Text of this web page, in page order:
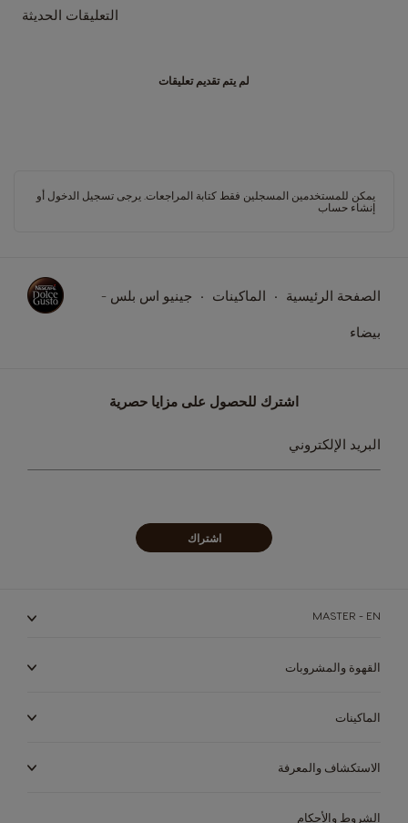
التعليقات الحديثة
لم يتم تقديم تعليقات
يمكن للمستخدمين المسجلين فقط كتابة المراجعات. يرجى تسجيل الدخول أو
إنشاء حساب
الصفحة الرئيسية الماكينات جينيو اس بلس -
بيضاء
اشترك للحصول على مزايا حصرية
سجل
في
نشرتنا
البريد الإلكتروني
اشتراك
MASTER - EN
القهوة والمشروبات
الماكينات
الاستكشاف والمعرفة
الشروط والأحكام